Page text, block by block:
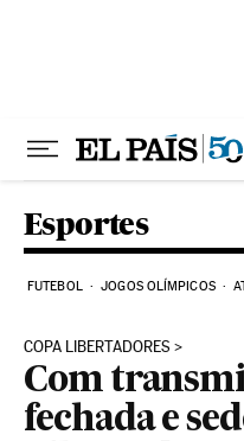
Esportes
FUTEBOL JOGOS OLÍMPICOS
COPA LIBERTADORES
Com
fechada e